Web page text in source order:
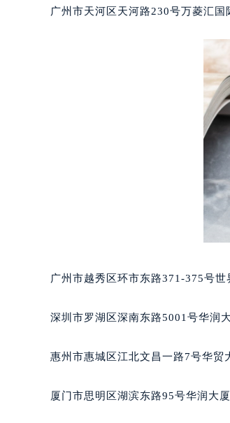
重庆市解放碑渝中
黑龙江省鹤岗市向
黑龙江省黑河市爱
黑龙江省鸡西市鸡
黑龙江省佳木斯市
黑龙江省牡丹江市
黑龙江省七台河市
黑龙江省齐齐哈尔
黑龙江省双鸭山市
黑龙江省绥化市北
黑龙江省伊春市伊
吉林省白城市洮北
吉林省吉林市船营
吉林省梅河口市新
吉林省松原市宁江
吉林省延边市延吉
广州市天河区天河路230号万菱汇
广州市越秀区环市东路371-375号
深圳市罗湖区深南东路5001号华润
惠州市惠城区江北文昌一路7号华贸
厦门市思明区湖滨东路95号华润大